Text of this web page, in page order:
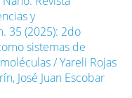
y
35 (2025): 2do
sistemas de
/ Yareli Rojas
José Juan Escobar